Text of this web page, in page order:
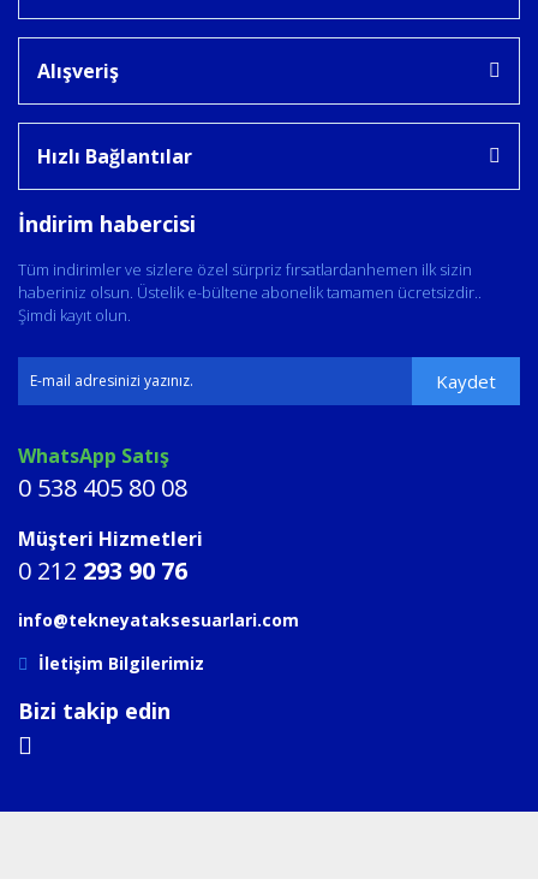
Alışveriş
Hızlı Bağlantılar
İndirim habercisi
Tüm indirimler ve sizlere özel sürpriz fırsatlardanhemen ilk sizin
haberiniz olsun. Üstelik e-bültene abonelik tamamen ücretsizdir..
Şimdi kayıt olun.
Kaydet
WhatsApp Satış
0 538 405 80 08
Müşteri Hizmetleri
0 212 293 90 76
info@tekneyataksesuarlari.com
İletişim Bilgilerimiz
Bizi takip edin